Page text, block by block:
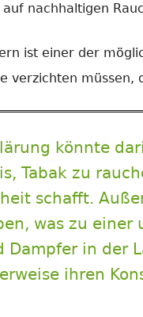
auf nachhaltigen
ist einer der
verzichten müssen,
könnte
Tabak zu
schafft.
was zu
Dampfer in der
ihren